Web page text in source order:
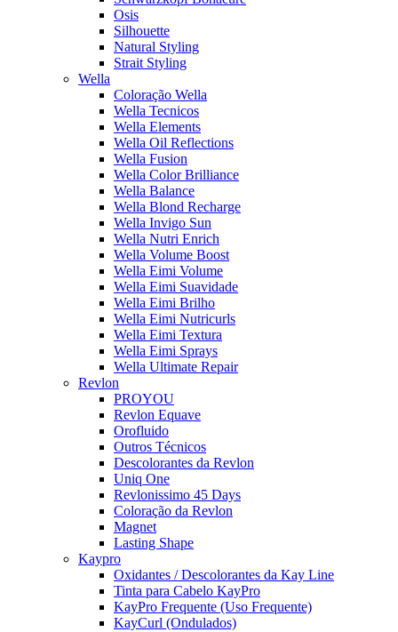
Osis
Silhouette
Natural Styling
Strait Styling
Wella
Coloração Wella
Wella Tecnicos
Wella Elements
Wella Oil Reflections
Wella Fusion
Wella Color Brilliance
Wella Balance
Wella Blond Recharge
Wella Invigo Sun
Wella Nutri Enrich
Wella Volume Boost
Wella Eimi Volume
Wella Eimi Suavidade
Wella Eimi Brilho
Wella Eimi Nutricurls
Wella Eimi Textura
Wella Eimi Sprays
Wella Ultimate Repair
Revlon
PROYOU
Revlon Equave
Orofluido
Outros Técnicos
Descolorantes da Revlon
Uniq One
Revlonissimo 45 Days
Coloração da Revlon
Magnet
Lasting Shape
Kaypro
Oxidantes / Descolorantes da Kay Line
Tinta para Cabelo KayPro
KayPro Frequente (Uso Frequente)
KayCurl (Ondulados)